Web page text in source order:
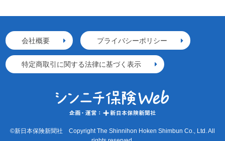
会社概要 プライバシーポリシー
特定商取引に関する法律に基づく表示
©新日本保険新聞社 Copyright The Shinnihon Hoken Shimbun Co., Ltd. All